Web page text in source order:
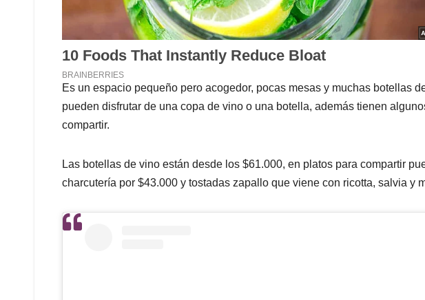
Es un espacio pequeño pero acogedor, pocas mesas y muchas botellas
pueden disfrutar de una copa de vino o una botella, además tienen
compartir.
Las botellas de vino están desde los ⁣$61.000, en platos para compartir
charcutería por $43.000 y tostadas zapallo que viene con ricotta, salvia y